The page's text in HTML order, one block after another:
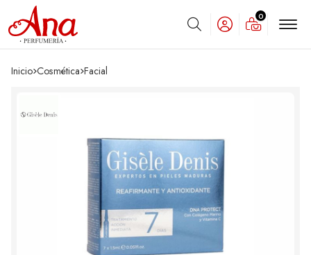
Buscar
0
Inicio cosmética facial